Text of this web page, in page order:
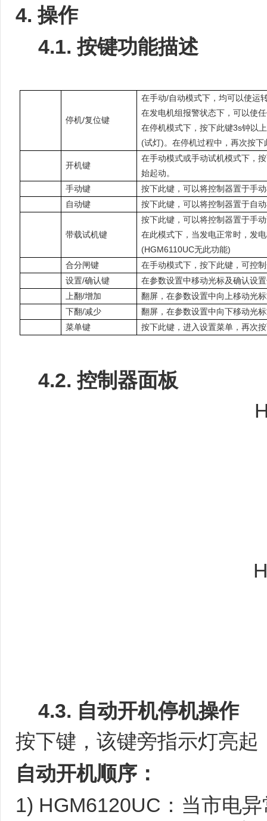
4.操作
4.1.按键功能描述
停机/复位键
在手动/自动模式下，均可以使运
在发电机组报警状态下，可以使
在停机模式下，按下此键3s钟以
(试灯)。在停机过程中，再次按
开机键
在手动模式或手动试机模式下，
始起动。
手动键
按下此键，可以将控制器置于手
自动键
按下此键，可以将控制器置于自
带载试机键
按下此键，可以将控制器置于手
在此模式下，当发电正常时，发
(HGM6110UC无此功能)
合分闸键
在手动模式下，按下此键，可控
设置/确认键
在参数设置中移动光标及确认设
上翻/增加
翻屏，在参数设置中向上移动光
下翻/减少
翻屏，在参数设置中向下移动光
菜单键
按下此键，进入设置菜单，再次
4.2.控制器面板
4.3. 自动开机停机操作
按下键，该键旁指示灯亮
自动开机顺序：
1) HGM6120UC：当市电